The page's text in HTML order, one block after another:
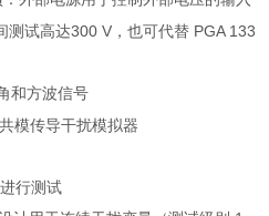
测试高达300 V ，也可代替 PGA 133
和方波信号
进行测试